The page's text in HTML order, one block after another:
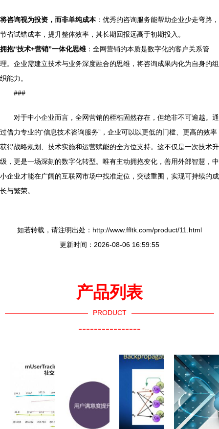
将咨询视为投资，而非单纯成本：优秀的咨询服务能帮助企业少走弯路，
节省试错成本，提升整体效率，其长期回报远高于初期投入。
拥抱“技术+营销”一体化思维 ：全网营销的本质是数字化的客户关系管
理。企业需建立技术与业务深度融合的思维，将咨询成果内化为自身的组
织能力。
###
对于中小企业而言，全网营销的桎梏固然存在，但绝非不可逾越。通
过借力专业的“信息技术咨询服务”，企业可以以更低的门槛、更高的效率
获得战略规划、技术实施和运营赋能的全方位支持。这不仅是一次技术升
级，更是一场深刻的数字化转型。唯有主动拥抱变化，善用外部智慧，中
小企业才能在广阔的互联网市场中找准定位，突破重围，实现可持续的成
长与繁荣。
如若转载，请注明出处：http://www.ffltk.com/product/11.html
更新时间：2026-08-06 16:59:55
产品列表
PRODUCT
----------------